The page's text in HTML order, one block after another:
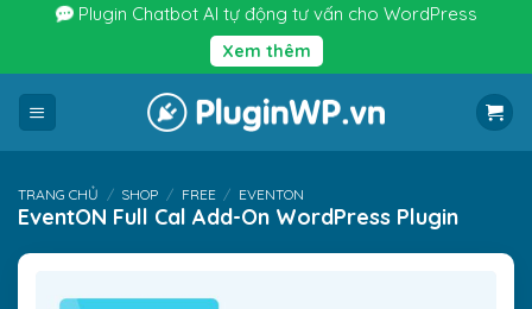
nội
dung
Plugin Chatbot AI tự động tư vấn cho WordPress
Xem thêm
TRANG CHỦ / SHOP / FREE / EVENTON
EventON Full Cal Add-On WordPress Plugin